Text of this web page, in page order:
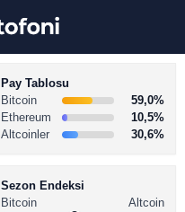
Pay Tablosu
Bitcoin
59,0%
Ethereum
10,5%
Altcoinler
30,6%
Sezon Endeksi
Bitcoin
Altcoin